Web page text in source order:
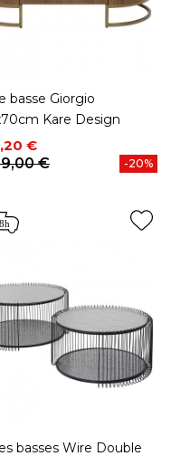
basse Giorgio
Kare Design
€
de base
€
-20%
basses Wire Double